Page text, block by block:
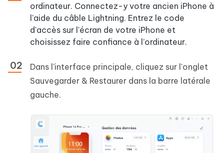
ordinateur. Connectez-y votre ancien iPhone à
l'aide du câble Lightning. Entrez le code
d'accès sur l'écran de votre iPhone et
choisissez faire confiance à l’ordinateur.
Dans l'interface principale, cliquez sur l'onglet
Sauvegarder & Restaurer dans la barre latérale
gauche.